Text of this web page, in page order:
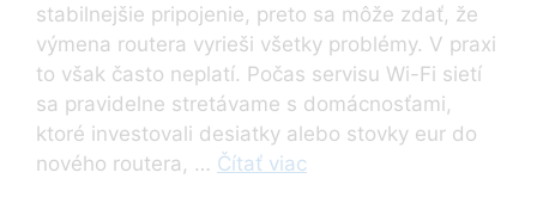
stabilnejšie pripojenie, preto sa môže zdať, že
výmena routera vyrieši všetky problémy. V praxi
to však často neplatí. Počas servisu Wi-Fi sietí
sa pravidelne stretávame s domácnosťami,
ktoré investovali desiatky alebo stovky eur do
nového routera, … Čítať viac